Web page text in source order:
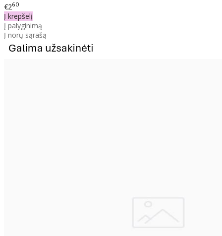
€260
Į krepšelį
Į palyginimą
Į norų sąrašą